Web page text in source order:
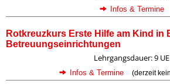
Infos & Termine
Rotkreuzkurs Erste Hilfe am Kind in
Betreuungseinrichtungen
Lehrgangsdauer: 9 UE
Infos & Termine (derzeit